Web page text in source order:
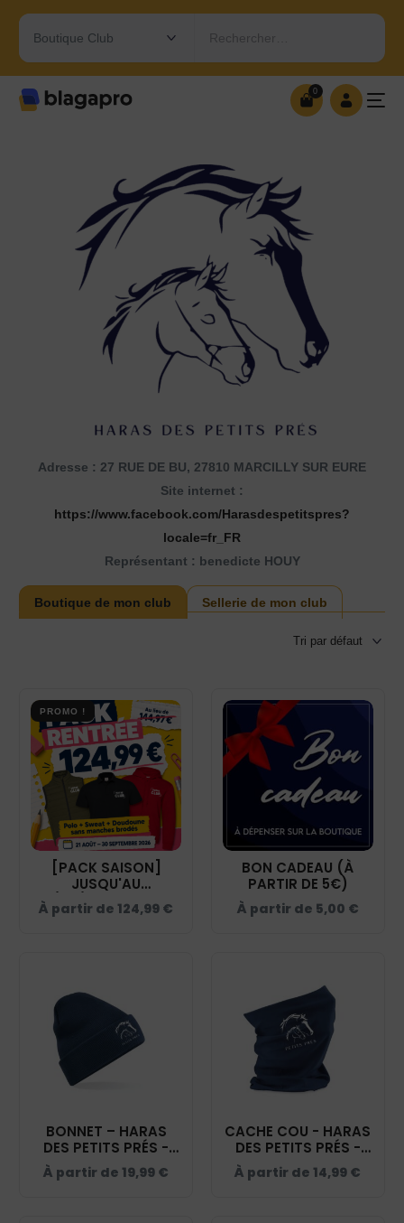
Rechercher…
0
Adresse : 27 RUE DE BU, 27810 MARCILLY SUR EURE
Site internet :
https://www.facebook.com/Harasdespetitspres?
locale=fr_FR
Représentant : benedicte HOUY
Boutique de mon club Sellerie de mon club
PROMO !
[PACK SAISON]
JUSQU'AU
05/04/2026 – POLO,
SWEAT, DOUDOUNE
À partir de 124,99 €
BON CADEAU (À
PARTIR DE 5€)
À partir de 5,00 €
BONNET – HARAS
DES PETITS PRÉS -
NAVY - BF045
À partir de 19,99 €
CACHE COU - HARAS
DES PETITS PRÉS -
NAVY - BF900
À partir de 14,99 €